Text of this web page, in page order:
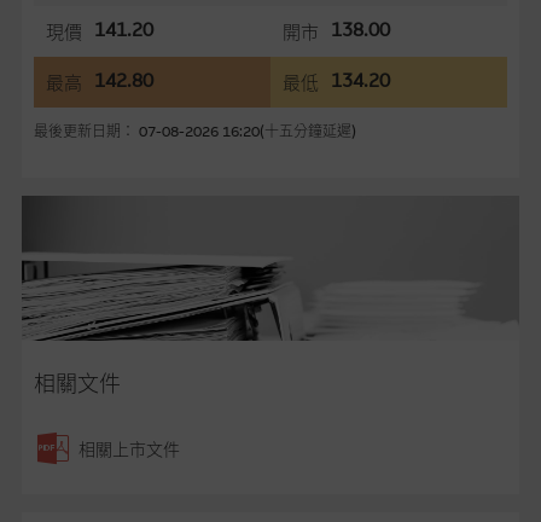
現價 141.20 開市 138.00
最高 142.80 最低 134.20
最後更新日期： 07-08-2026 16:20(十五分鐘延遲)
相關文件
相關上市文件
知。
數而預備的，不構成我們提出的意見。所用假設及參數並非唯一
而，麥格理集團不作陳述，亦不保證網站內容在任何用途上均完
整、可靠、準確、合時或適合，亦不為資料的準確程度、完整性
及合時性負上責任，除非這是有關適用的的法律及/或法規所規
買或銷售任何證券、貸款或其他工具。網站內容由麥格理集團所
準備的資料編製而成，但不包括麥格理集團職員所知的資料。